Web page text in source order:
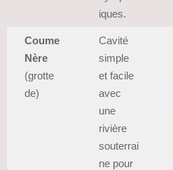
iques.
Coume
Nère
(grotte
de)
Cavité
simple
et facile
avec
une
rivière
souterrai
ne pour